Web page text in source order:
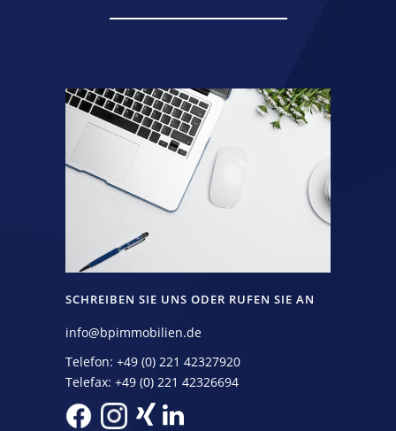
SCHREIBEN SIE UNS ODER RUFEN SIE AN
info@bpimmobilien.de
Telefon: +49 (0) 221 42327920
Telefax: +49 (0) 221 42326694